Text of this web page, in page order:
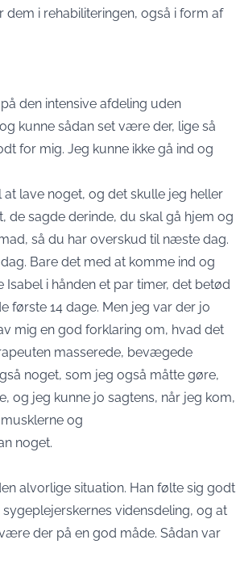
i rehabiliteringen, også i form af
den intensive afdeling uden
kunne sådan set være der, lige så
for mig. Jeg kunne ikke gå ind og
lave noget, og det skulle jeg heller
de sagde derinde, du skal gå hjem og
så du har overskud til næste dag.
Bare det med at komme ind og
i hånden et par timer, det betød
første 14 dage. Men jeg var der jo
mig en god forklaring om, hvad det
masserede, bevægede
noget, som jeg også måtte gøre,
og jeg kunne jo sagtens, når jeg kom,
og
noget.
alvorlige situation. Han følte sig godt
vidensdeling, og at
der på en god måde. Sådan var